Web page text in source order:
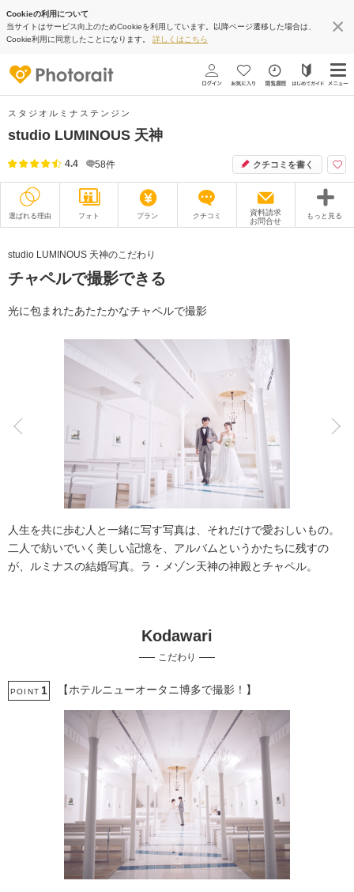
Cookieの利用について
当サイトはサービス向上のためCookieを利用しています。以降ページ遷移した場合は、
Cookie利用に同意したことになります。 詳しくはこちら
スタジオルミナステンジン
studio LUMINOUS 天神
4.4 58件 クチコミを書く
選ばれる理由 フォト プラン クチコミ
資料請求
お問合せ
もっと見る
衣装
オプション
アクセス/TEL スタジオトップ
こだわりポイント
チャペルでの撮影
持ち込み衣装
撮影前の打ち合わせ
スタジオでの撮影
衣装の試着
ヘアメイクリハーサル
3万円以下のプラン
studio LUMINOUS 天神のこだわり
チャペルで撮影できる
光に包まれたあたたかなチャペルで撮影
人生を共に歩む人と一緒に写す写真は、それだけで愛おしいもの。
二人で紡いでいく美しい記憶を、アルバムというかたちに残すの
が、ルミナスの結婚写真。ラ・メゾン天神の神殿とチャペル。
Kodawari
こだわり
POINT 1 【ホテルニューオータニ博多で撮影！】